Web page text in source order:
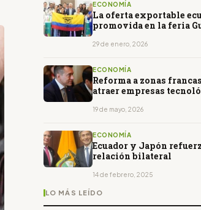
ECONOMÍA
La oferta exportable
promovida en la feria
29 de enero, 2026
ECONOMÍA
Reforma a zonas
atraer empresas
19 de mayo, 2026
ECONOMÍA
Ecuador y Japón
relación bilateral
14 de febrero, 2025
LO MÁS LEÍDO